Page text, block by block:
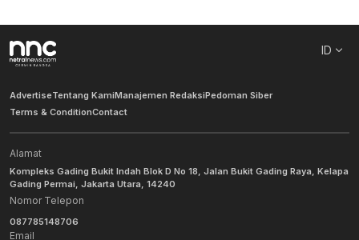
ID
AdvertiseTentang KamiManajemen RedaksiPedoman Siber
Terms & ConditionContact
Alamat
Kompleks Gading Bukit Indah Blok D No 18, Jalan Bukit Gading Raya, Kelapa
Gading Permai, Jakarta Utara, 14240
Nomor Telepon
087785148706
Email